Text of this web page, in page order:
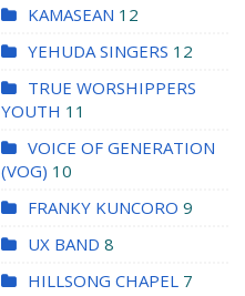
KAMASEAN 12
YEHUDA SINGERS 12
TRUE WORSHIPPERS
YOUTH 11
VOICE OF GENERATION
(VOG) 10
FRANKY KUNCORO 9
UX BAND 8
HILLSONG CHAPEL 7